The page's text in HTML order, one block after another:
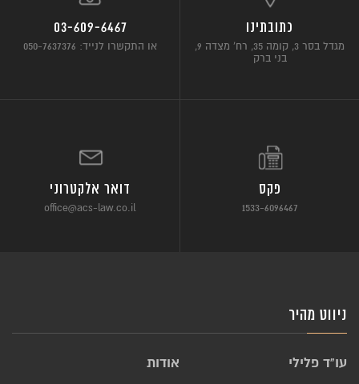
כתובתינו
מגדל בסר 3, קומה 35, רח’ מצדה 9,
בני ברק
03-609-6467
או התקשרו לנייד: 050-7637376
פקס
1533-6096467
דואר אלקטרוני
office@acs-law.co.il
ניווט מהיר
עו”ד פלילי
אודות